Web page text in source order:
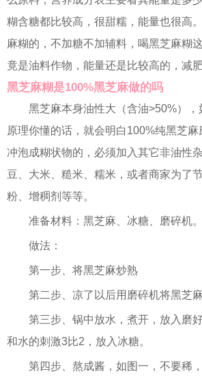
糊含糖都比较高，很甜糯，能量也很高
麻糊的，不加糖不加辅料，喝黑芝麻糊
竟是油料作物，能量还是比较高的，减
黑芝麻糊是100%黑芝麻做的吗
黑芝麻本身油性大（含油>50%）
原理你懂的话，就会明白100%纯黑芝
冲泡成糊状物的，必须加入其它非油性
豆、大米、糙米、糯米，或者商家为了
粉、增稠剂等等。
准备材料：黑芝麻、冰糖、磨碎机。
做法：
第一步、将黑芝麻炒熟
第二步、凉了以后用磨碎机将黑芝
第三步、锅中放水，煮开，放入磨
和水的刺激3比2，放入冰糖。
第四步、熬成酱，如图一，不要稀